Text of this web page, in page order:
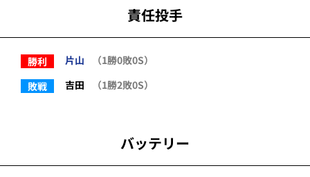
責任投手
勝利 片山
（1勝0敗0S）
敗戦
吉田 （1勝2敗0S）
バッテリー